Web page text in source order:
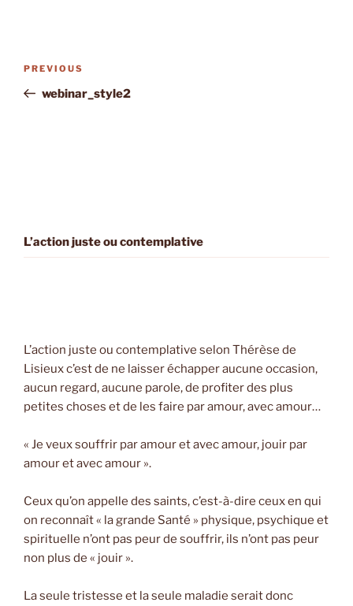
Previous
Post
PREVIOUS
webinar_style2
L’action juste ou contemplative
L’action juste ou contemplative selon Thérèse de
Lisieux c’est de ne laisser échapper aucune occasion,
aucun regard, aucune parole, de profiter des plus
petites choses et de les faire par amour, avec amour…
« Je veux souffrir par amour et avec amour, jouir par
amour et avec amour ».
Ceux qu’on appelle des saints, c’est-à-dire ceux en qui
on reconnaît « la grande Santé » physique, psychique et
spirituelle n’ont pas peur de souffrir, ils n’ont pas peur
non plus de « jouir ».
La seule tristesse et la seule maladie serait donc